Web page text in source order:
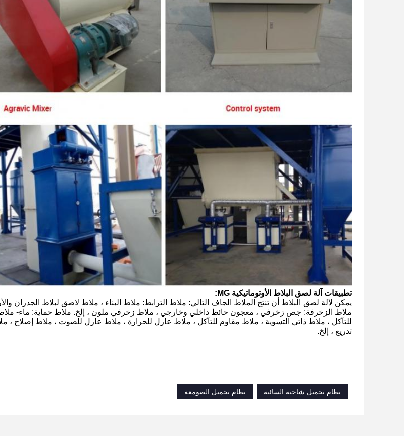
تطبيقات آلة لصق البلاط الأوتوماتيكية MG:
يمكن لآلة لصق البلاط أن تنتج الملاط الجاف التالي: ملاط ​​الترابط: ملاط ​​البناء ، ملاط ​​لاصق لبلاط الجدران
ملاط ​​الزخرفة: جص زخرفي ، معجون حائط داخلي وخارجي ، ملاط ​​زخرفي ملون ، إلخ. ملاط ​​حماية: ماء- ملاط
للتآكل ، ملاط ​​ذاتي التسوية ، ملاط ​​مقاوم للتآكل ، ملاط ​​عازل للحرارة ، ملاط ​​عازل للصوت ، ملاط ​​إصلاح ،
تدريع ، إلخ.
نظام تحميل شاحنة السائبة
نظام تحميل الصومعة